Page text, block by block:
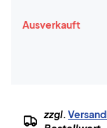
Ausverkauft
zzgl.